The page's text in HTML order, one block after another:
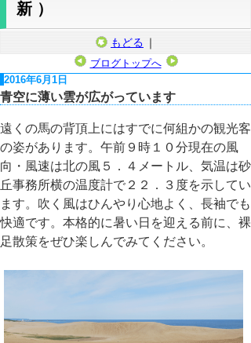
新）
もどる ｜
ブログトップへ
2016年6月1日
青空に薄い雲が広がっています
遠くの馬の背頂上にはすでに何組かの観光客
の姿があります。午前９時１０分現在の風
向・風速は北の風５．４メートル、気温は砂
丘事務所横の温度計で２２．３度を示してい
ます。吹く風はひんやり心地よく、長袖でも
快適です。本格的に暑い日を迎える前に、裸
足散策をぜひ楽しんでみてください。